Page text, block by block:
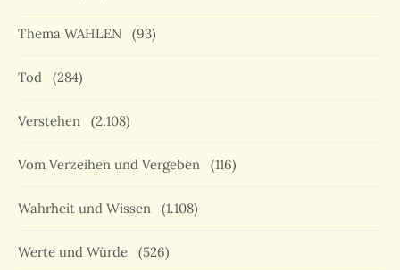
Thema WAHLEN (93)
Tod (284)
Verstehen (2.108)
Vom Verzeihen und Vergeben (116)
Wahrheit und Wissen (1.108)
Werte und Würde (526)